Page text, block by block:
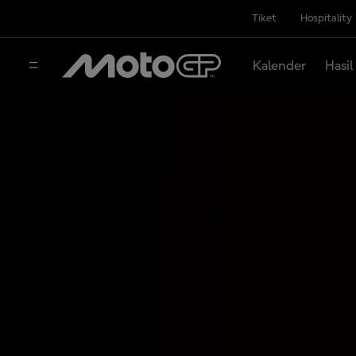
Tiket Hospitality
Kalender Hasil